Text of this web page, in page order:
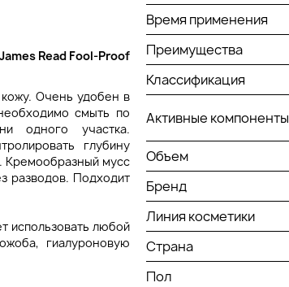
James Read Fool-Proof
Очень удобен в
смыть по
одного участка.
глубину
Кремообразный мусс
разводов. Подходит
использовать любой
гиалуроновую
Время применения
Преимущества
Классификация
Активные компоненты
Объем
Бренд
Линия косметики
Страна
Пол